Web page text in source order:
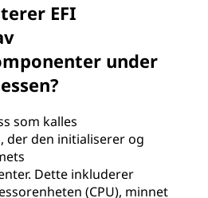
EFI
under
som kalles
der den initialiserer og
Dette inkluderer
(CPU), minnet